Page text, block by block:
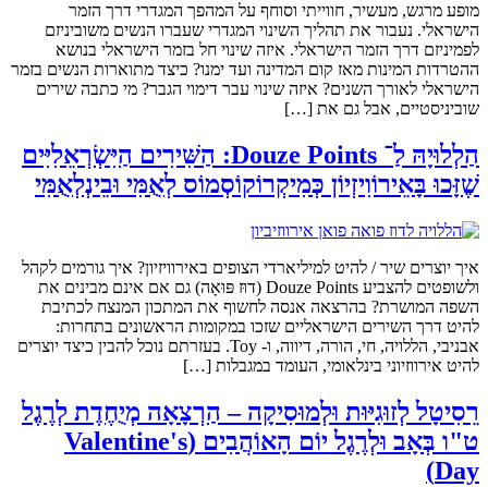
מופע מרגש, מעשיר, חווייתי וסוחף על המהפך המגדרי דרך הזמר
הישראלי. נעבור את תהליך השינוי המגדרי שעברו הנשים משוביניזם
לפמיניזם דרך הזמר הישראלי. איזה שינוי חל בזמר הישראלי בנושא
ההטרדות המינות מאז קום המדינה ועד ימנו? כיצד מתוארות הנשים בזמר
הישראלי לאורך השנים? איזה שינוי עבר דימוי הגבר? מי כתבה שירים
שוביניסטיים, אבל גם את […]
הַלְלוּיָהּ לַ־ Douze Points: הַשִּׁירִים הַיִּשְׂרְאֵלִיִּים
שֶׁזָּכוּ בָּאֵירוֹוִיזְיוֹן כְּמִיקְרוֹקוֹסְמוֹס לְאֻמִּי וּבֵינְלְאֻמִּי
איך יוצרים שיר / להיט למיליארדי הצופים באירוויזיון? איך גורמים לקהל
ולשופטים להצביע Douze Points (דוּז פּוּאָה) גם אם אינם מבינים את
השפה המושרת? בהרצאה אנסה לחשוף את המתכון המנצח לכתיבת
להיט דרך השירים הישראליים שזכו במקומות הראשונים בתחרות:
אבניבי, הללויה, חי, הורה, דיווה, ו- Toy. בעזרתם נוכל להבין כיצד יוצרים
להיט אירווזיוני בינלאומי, העומד במגבלות […]
רֵסִיטָל לְזוּגִיּוּת וּלְמוּסִיקָה – הַרְצָאָה מְיֻחֶדֶת לְרֶגֶל
ט"ו בְּאָב וּלְרֶגֶל יוֹם הָאוֹהֲבִים (Valentine's
Day)